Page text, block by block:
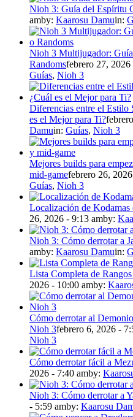
Nioh 3: Guía del Espíritu
amby: Kaarosu Damuin:
Nioh 3 Multijugador:
Randomsfebrero 27, 2026
Guías, Nioh 3
Diferencias entre el
es el Mejor para Ti?
Damuin: Guías, Nioh 3
Mejores builds para
mid-gamefebrero 26,
Guías, Nioh 3
Localización de
26, 2026 - 9:13 amby:
Nioh 3: Cómo derrotar a
amby: Kaarosu Damuin:
Lista Completa de
2026 - 10:00 amby:
Cómo derrotar al
Nioh 3febrero 6, 2026 -
Nioh 3
Cómo derrotar fácil a
2026 - 7:40 amby:
Nioh 3: Cómo derrotar a
- 5:59 amby: Kaarosu